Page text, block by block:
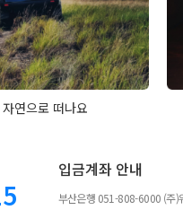
연으로 떠나요
입금계좌 안내
부산은행 051-808-6000 (주)